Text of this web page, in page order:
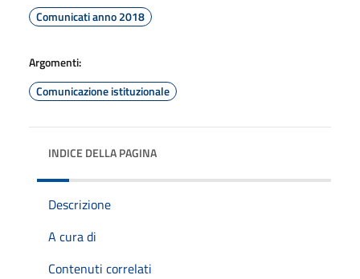
Comunicati anno 2018
Argomenti:
Comunicazione istituzionale
INDICE DELLA PAGINA
Descrizione
A cura di
Contenuti correlati